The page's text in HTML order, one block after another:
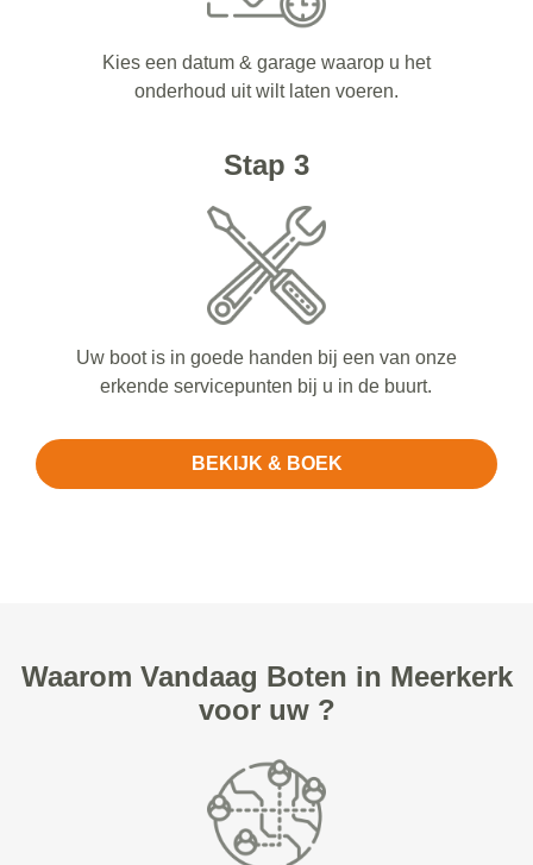
Kies een datum & garage waarop u het
onderhoud uit wilt laten voeren.
Stap 3
Uw boot is in goede handen bij een van onze
erkende servicepunten bij u in de buurt.
BEKIJK & BOEK
Waarom Vandaag Boten in Meerkerk
voor uw ?